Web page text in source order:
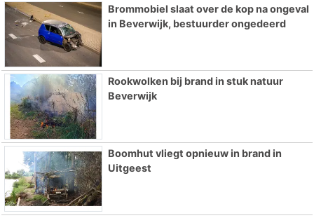
Brommobiel slaat over de kop na ongeval
in Beverwijk, bestuurder ongedeerd
Rookwolken bij brand in stuk natuur
Beverwijk
Boomhut vliegt opnieuw in brand in
Uitgeest